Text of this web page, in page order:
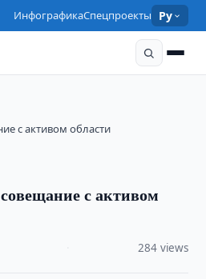
ИнфографикаСпецпроекты Ру
с активом области
с активом
284 views